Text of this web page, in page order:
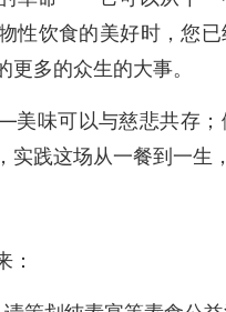
性饮食的美好时，您
多的众生的大事。
美味可以与慈悲共存；
实践这场从一餐到一生
：